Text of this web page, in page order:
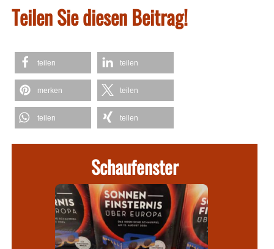
Teilen Sie diesen Beitrag!
teilen teilen
merken teilen
teilen teilen
Schaufenster